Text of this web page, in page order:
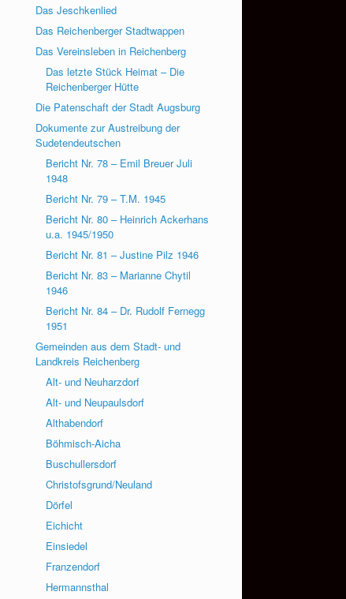
Das Jeschkenlied
Das Reichenberger Stadtwappen
Das Vereinsleben in Reichenberg
Das letzte Stück Heimat – Die
Reichenberger Hütte
Die Patenschaft der Stadt Augsburg
Dokumente zur Austreibung der
Sudetendeutschen
Bericht Nr. 78 – Emil Breuer Juli
1948
Bericht Nr. 79 – T.M. 1945
Bericht Nr. 80 – Heinrich Ackerhans
u.a. 1945/1950
Bericht Nr. 81 – Justine Pilz 1946
Bericht Nr. 83 – Marianne Chytil
1946
Bericht Nr. 84 – Dr. Rudolf Fernegg
1951
Gemeinden aus dem Stadt- und
Landkreis Reichenberg
Alt- und Neuharzdorf
Alt- und Neupaulsdorf
Althabendorf
Böhmisch-Aicha
Buschullersdorf
Christofsgrund/Neuland
Dörfel
Eichicht
Einsiedel
Franzendorf
Hermannsthal